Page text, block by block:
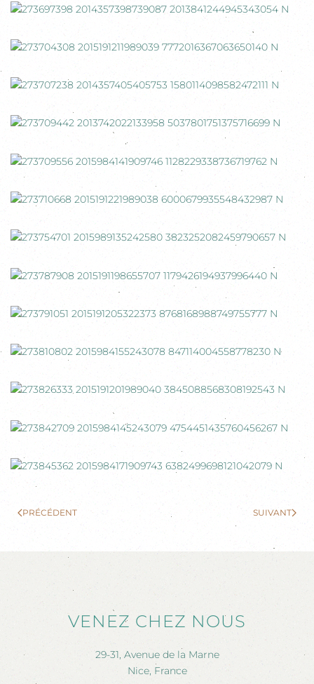
PRÉCÉDENT SUIVANT
VENEZ CHEZ NOUS
29-31, Avenue de la Marne
Nice, France